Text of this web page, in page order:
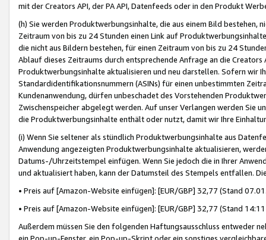
mit der Creators API, der PA API, Datenfeeds oder in den Produkt
(h) Sie werden Produktwerbungsinhalte, die aus einem Bild bestehen,
Zeitraum von bis zu 24 Stunden einen Link auf
die nicht aus Bildern bestehen, für einen Zeitraum von bis zu 24
Ablauf dieses Zeitraums durch entsprechende Anfrage an die
Produktwerbungsinhalte aktualisieren und neu darstellen. Sofern wir
Standardidentifikationsnummern (ASINs) für einen unbestimmten
Kundenanwendung, dürfen unbeschadet des Vorstehenden
Zwischenspeicher abgelegt werden. Auf unser Verlangen werden Sie
die Produktwerbungsinhalte enthält oder nutzt, damit wir Ihre
(i) Wenn Sie seltener als stündlich Produktwerbungsinhalte aus
Anwendung angezeigten Produktwerbungsinhalte aktualisieren,
Datums-/Uhrzeitstempel einfügen. Wenn Sie jedoch die in Ihrer
und aktualisiert haben, kann der Datumsteil des Stempels entfallen.
• Preis auf [Amazon-Website einfügen]: [EUR/GBP] 32,77 (Stand
• Preis auf [Amazon-Website einfügen]: [EUR/GBP] 32,77 (Stand
Außerdem müssen Sie den folgenden Haftungsausschluss entweder
ein Pop-up-Fenster, ein Pop-up-Skript oder ein sonstiges